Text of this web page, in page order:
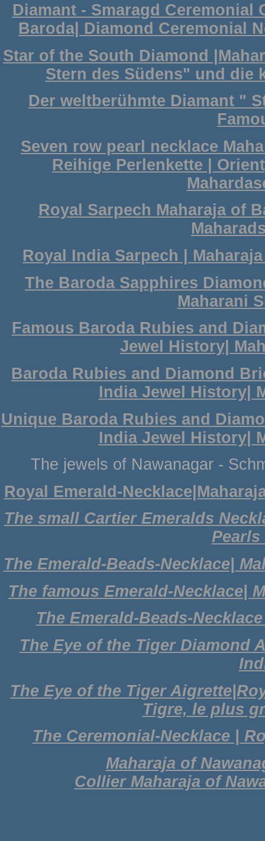
Diamant - Smaragd Ceremonial
Baroda| Diamond Ceremonial
Star of the South Diamond
Stern des Südens" und die
Der weltberühmte Diamant "
Seven row pearl necklace
Reihige Perlenkette |
Royal Sarpech Maharaja of
Royal India Sarpech |
The Baroda Sapphires
Maharani
Famous Baroda Rubies and
Jewel History|
Baroda Rubies and Diamond
India Jewel History|
Unique Baroda Rubies and
India Jewel History|
The jewels of Nawanagar -
Royal Emerald-
The small Cartier Emeralds
The Emerald-Beads-Necklace|
The famous Emerald-Necklace|
The Emerald-Beads-
The Eye of the Tiger Diamond
The Eye of the Tiger
Tigre, le plus
The Ceremonial-Necklace |
Maharaja of
Collier Maharaja of